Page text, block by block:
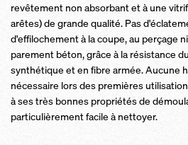
revêtement non absorbant et à une
arêtes) de grande qualité. Pas
d'effilochement à la coupe, au perçage
parement béton, grâce à la résistance
synthétique et en fibre armée. Aucune
nécessaire lors des premières
à ses très bonnes propriétés de
particulièrement facile à nettoyer.